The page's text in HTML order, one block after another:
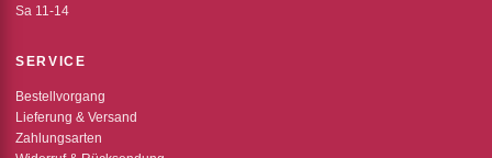
Sa 11-14
SERVICE
Bestellvorgang
Lieferung & Versand
Zahlungsarten